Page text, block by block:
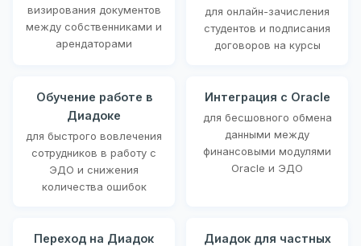
визирования документов
между собственниками и
арендаторами
для онлайн-зачисления
студентов и подписания
договоров на курсы
Обучение работе в
Диадоке
для быстрого вовлечения
сотрудников в работу с
ЭДО и снижения
количества ошибок
Интеграция с Oracle
для бесшовного обмена
данными между
финансовыми модулями
Oracle и ЭДО
Переход на Диадок
Диадок для частных